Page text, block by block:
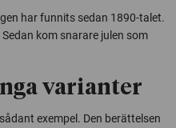
har funnits sedan 1890-talet.
kom snarare julen som
varianter
exempel. Den berättelsen